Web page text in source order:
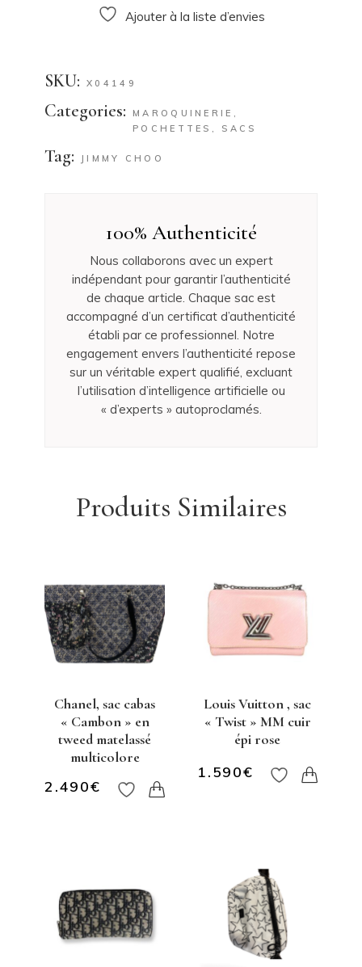
Ajouter à la liste d’envies
SKU: X04149
Categories: MAROQUINERIE
POCHETTES
SACS
Tag: JIMMY CHOO
100% Authenticité
Nous collaborons avec un expert
indépendant pour garantir l’authenticité
de chaque article. Chaque sac est
accompagné d’un certificat d’authenticité
établi par ce professionnel. Notre
engagement envers l’authenticité repose
sur un véritable expert qualifié, excluant
l’utilisation d’intelligence artificielle ou
« d’experts » autoproclamés.
Produits Similaires
Chanel, sac cabas
« Cambon » en
tweed matelassé
multicolore
2.490€
Louis Vuitton , sac
« Twist » MM cuir
épi rose
1.590€